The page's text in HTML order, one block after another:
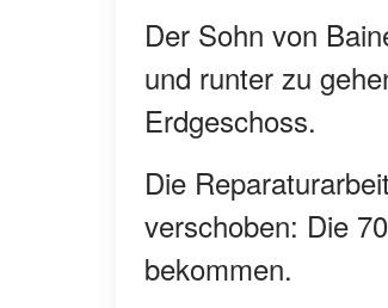
Der Sohn von
und runter zu
Erdgeschoss.
Die
verschoben: Die
bekommen.